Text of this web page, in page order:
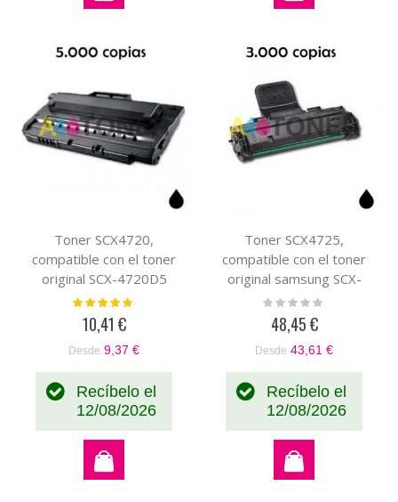
Toner SCX4720,
compatible con el toner
original SCX-4720D5
Valoración:
10,41 €
Desde 9,37 €
Recíbelo el
12/08/2026
Toner SCX4725,
compatible con el toner
original samsung SCX-
D4725A/ELS
Rating:
48,45 €
Desde 43,61 €
Recíbelo el
12/08/2026